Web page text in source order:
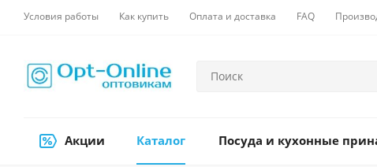
Условия работы Как купить Оплата и доставка FAQ
Акции Каталог Посуда и кухонные